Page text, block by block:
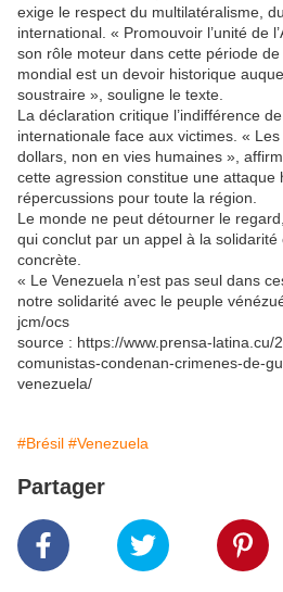
exige le respect du multilatéralisme,
international. « Promouvoir l’unité de
son rôle moteur dans cette période de
mondial est un devoir historique
soustraire », souligne le texte.
La déclaration critique l’indifférence
internationale face aux victimes. «
dollars, non en vies humaines »,
cette agression constitue une attaque
répercussions pour toute la région.
Le monde ne peut détourner le
qui conclut par un appel à la
concrète.
« Le Venezuela n’est pas seul dans
notre solidarité avec le peuple
jcm/ocs
source : https://www.prensa-latina.cu/
comunistas-condenan-crimenes-de-
venezuela/
#Brésil #Venezuela
Partager